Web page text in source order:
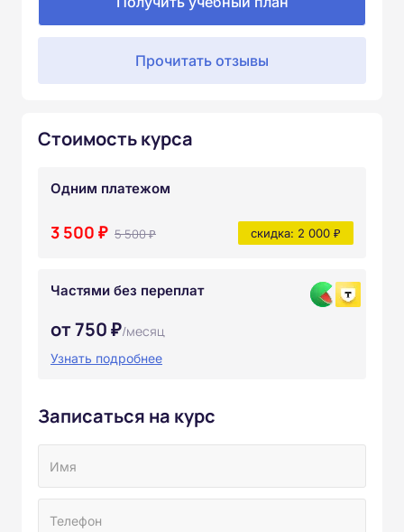
Прочитать отзывы
Стоимость курса
Одним платежом
3 500 ₽ 5 500 ₽ скидка: 2 000 ₽
Частями без переплат
от 750 ₽/месяц
Узнать подробнее
Записаться на курс